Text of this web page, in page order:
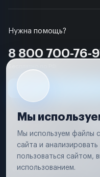
Нужна помощь?
8 800 700-76-
Вся информация,
соответствии с
Мы
Мы используем файлы
сайта и
пользоваться сайтом,
использованием.